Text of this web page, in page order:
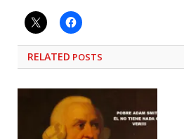
RELATED POSTS